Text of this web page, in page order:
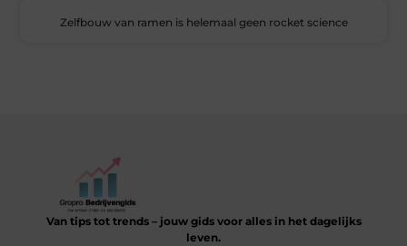
Zelfbouw van ramen is helemaal geen rocket science
Van tips tot trends – jouw gids voor alles in het dagelijks
leven.